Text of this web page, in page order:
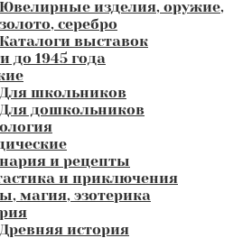
Ювелирные изделия, оружие,
золото, серебро
Каталоги выставок
до 1945 года
Для школьников
Для дошкольников
и рецепты
и приключения
магия, эзотерика
Древняя история